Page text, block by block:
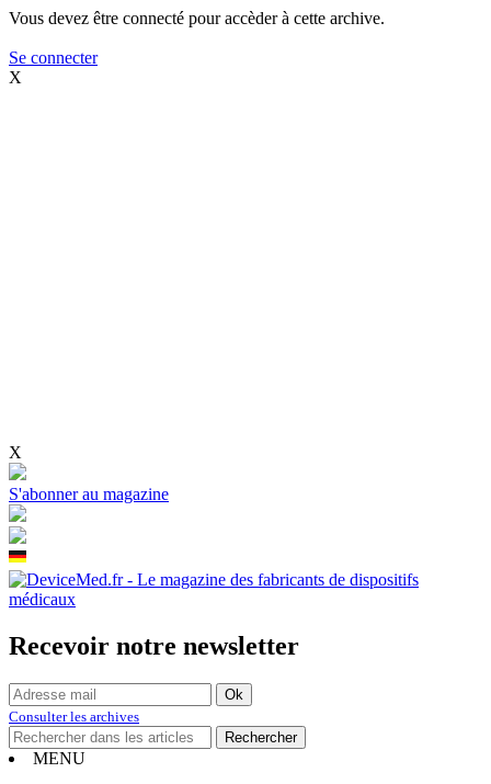
Vous devez être connecté pour accèder à cette archive.
Se connecter
X
X
S'abonner au magazine
Recevoir notre newsletter
Consulter les archives
MENU